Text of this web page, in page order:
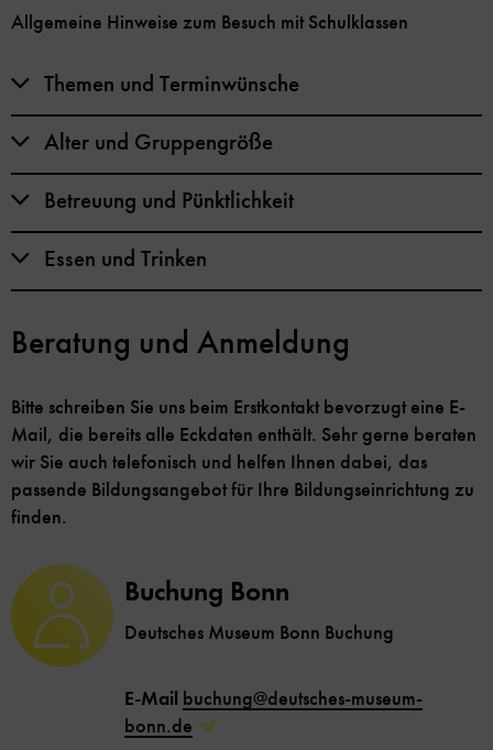
Allgemeine Hinweise zum Besuch mit Schulklassen
Themen und Terminwünsche
Alter und Gruppengröße
Betreuung und Pünktlichkeit
Essen und Trinken
Beratung und Anmeldung
Bitte schreiben Sie uns beim Erstkontakt bevorzugt eine E-
Mail, die bereits alle Eckdaten enthält. Sehr gerne beraten
wir Sie auch telefonisch und helfen Ihnen dabei, das
passende Bildungsangebot für Ihre Bildungseinrichtung zu
finden.
Buchung Bonn
Deutsches Museum Bonn Buchung
E-Mail buchung@deutsches-museum-
bonn.de